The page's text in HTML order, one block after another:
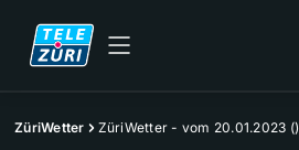
ZüriWetter ZüriWetter - vom 20.01.2023 ()